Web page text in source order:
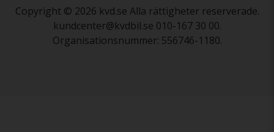
Copyright © 2026 kvd.se Alla rättigheter reserverade.
kundcenter@kvdbil.se 010-167 30 00.
Organisationsnummer: 556746-1180.